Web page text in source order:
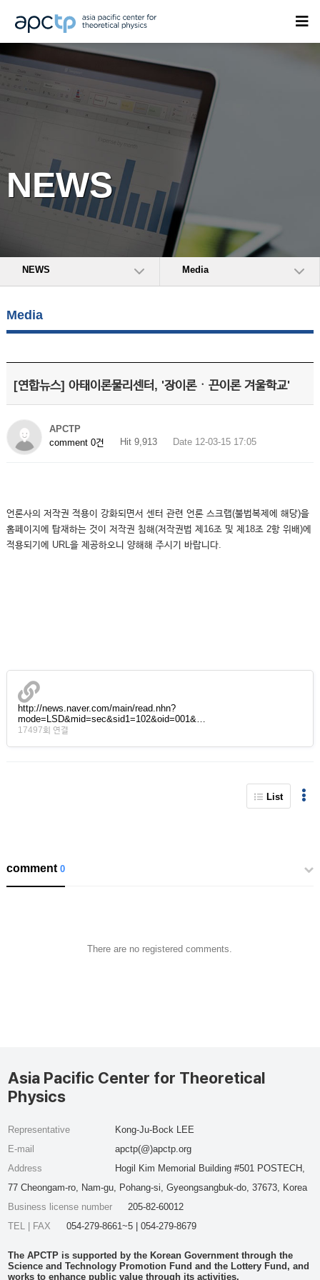
NEWS
NEWS Media
Media
[연합뉴스] 아태이론물리센터, '장이론ㆍ끈이론 겨울학교'
APCTP
comment 0건
Hit 9,913 Date 12-03-15 17:05
언론사의 저작권 적용이 강화되면서 센터 관련 언론 스크랩(불법복제에 해당)을
홈페이지에 탑재하는 것이 저작권 침해(저작권법 제16조 및 제18조 2항 위배)에
적용되기에 URL을 제공하오니 양해해 주시기 바랍니다.
http://news.naver.com/main/read.nhn?
mode=LSD&mid=sec&sid1=102&oid=001&…
17497회 연결
List
comment0
There are no registered comments.
Asia Pacific Center for Theoretical
Physics
Representative
Kong-Ju-Bock LEE
E-mail
apctp(@)apctp.org
Address
Hogil Kim Memorial Building #501 POSTECH,
77 Cheongam-ro, Nam-gu, Pohang-si, Gyeongsangbuk-do, 37673, Korea
Business license number
205-82-60012
TEL | FAX
054-279-8661~5 | 054-279-8679
The APCTP is supported by the Korean Government through the
Science and Technology Promotion Fund and the Lottery Fund, and
works to enhance public value through its activities.